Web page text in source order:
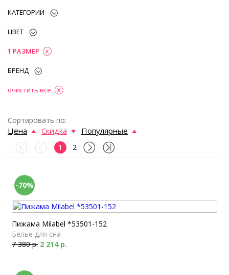
КАТЕГОРИИ
ЦВЕТ
1 РАЗМЕР
БРЕНД
очистить все
Сортировать по:
Цена Скидка Популярные
1 2
-70%
Пижама Milabel *53501-152
Белье для сна
7 380 р. 2 214 р.